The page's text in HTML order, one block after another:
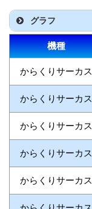
グラフ
機種
からくりサーカス
からくりサーカス
からくりサーカス
からくりサーカス
からくりサーカス